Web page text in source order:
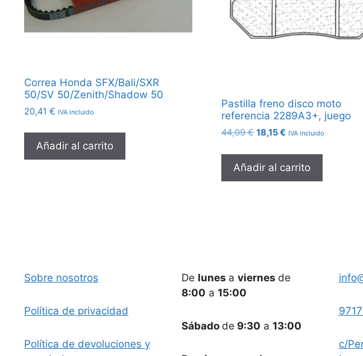
Correa Honda SFX/Bali/SXR
50/SV 50/Zenith/Shadow 50
20,41 € IVA incluido
Añadir al carrito
Pastilla freno disco moto
referencia 2289A3+, juego
44,09€ El
original
era:
44,09 €.
18,15€El
actual
es:
18,15 €.
IVA incluido
Añadir al carrito
Sobre nosotros
Política de privacidad
Política de devoluciones y
De lunes a viernes de
8:00 a 15:00
Sábado de 9:30 a 13:00
c/